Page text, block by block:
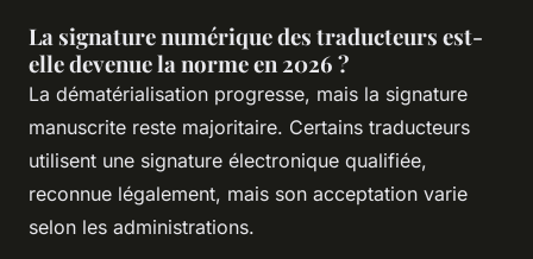
La signature numérique des traducteurs est-
elle devenue la norme en 2026 ?
La dématérialisation progresse, mais la signature
manuscrite reste majoritaire. Certains traducteurs
utilisent une signature électronique qualifiée,
reconnue légalement, mais son acceptation varie
selon les administrations.